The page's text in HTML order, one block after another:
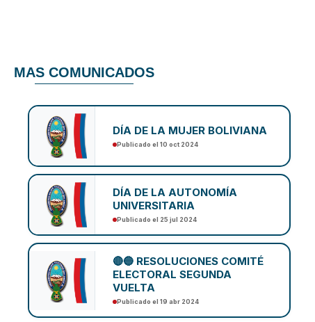
MAS COMUNICADOS
DÍA DE LA MUJER BOLIVIANA
Publicado el 10 oct 2024
DÍA DE LA AUTONOMÍA
UNIVERSITARIA
Publicado el 25 jul 2024
🔴🔵 RESOLUCIONES COMITÉ
ELECTORAL SEGUNDA
VUELTA
Publicado el 19 abr 2024